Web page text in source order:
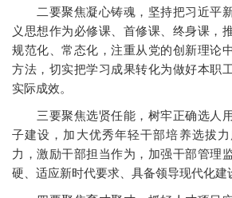
二要聚焦凝心铸魂，坚持把习近平
义思想作为必修课、首修课、终身课，
规范化、常态化，注重从党的创新理论
方法，切实把学习成果转化为做好本职
实际成效。
三要聚焦选贤任能，树牢正确选人
子建设，加大优秀年轻干部培养选拔
力，激励干部担当作为，加强干部管理
硬、适应新时代要求、具备领导现代化建